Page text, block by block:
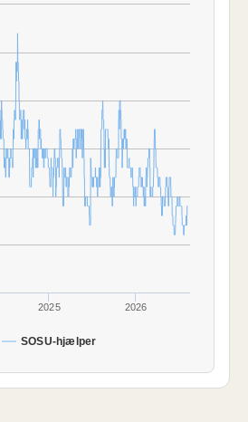
SOSU-hjælper
2025 2026